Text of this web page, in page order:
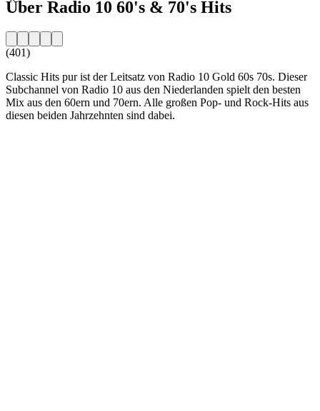
Über Radio 10 60's & 70's Hits
(401)
Classic Hits pur ist der Leitsatz von Radio 10 Gold 60s 70s. Dieser
Subchannel von Radio 10 aus den Niederlanden spielt den besten
Mix aus den 60ern und 70ern. Alle großen Pop- und Rock-Hits aus
diesen beiden Jahrzehnten sind dabei.